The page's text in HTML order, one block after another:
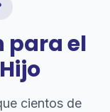
para el
cientos de